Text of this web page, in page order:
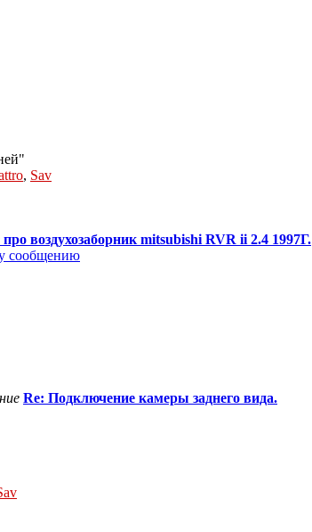
, Sav
воздухозаборник mitsubishi RVR ii 2.4 1997Г.
Re: Подключение камеры заднего вида.